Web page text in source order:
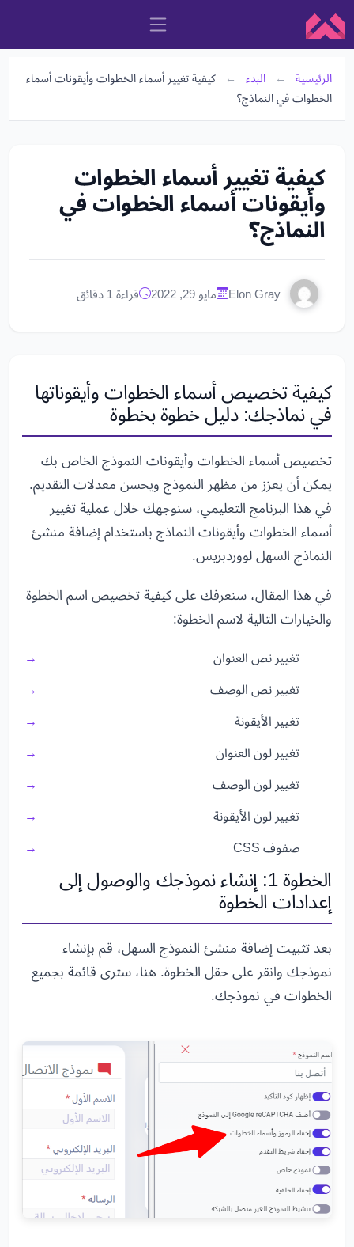
الرئيسية ← البدء ←
كيفية تغيير أسماء الخطوات وأيقونات أسماء
الخطوات في النماذج؟
كيفية تغيير أسماء الخطوات
وأيقونات أسماء الخطوات في
النماذج؟
Elon Gray مايو 29, 2022 قراءة 1 دقائق
كيفية تخصيص أسماء الخطوات وأيقوناتها
في نماذجك: دليل خطوة بخطوة
تخصيص أسماء الخطوات وأيقونات النموذج الخاص بك
يمكن أن يعزز من مظهر النموذج ويحسن معدلات التقديم.
في هذا البرنامج التعليمي، سنوجهك خلال عملية تغيير
أسماء الخطوات وأيقونات النماذج باستخدام إضافة منشئ
النماذج السهل لووردبريس.
في هذا المقال، سنعرفك على كيفية تخصيص اسم الخطوة
والخيارات التالية لاسم الخطوة:
تغيير نص العنوان
تغيير نص الوصف
تغيير الأيقونة
تغيير لون العنوان
تغيير لون الوصف
تغيير لون الأيقونة
صفوف CSS
الخطوة 1: إنشاء نموذجك والوصول إلى
إعدادات الخطوة
بعد تثبيت إضافة منشئ النموذج السهل، قم بإنشاء
نموذجك وانقر على حقل الخطوة. هنا، سترى قائمة بجميع
الخطوات في نموذجك.